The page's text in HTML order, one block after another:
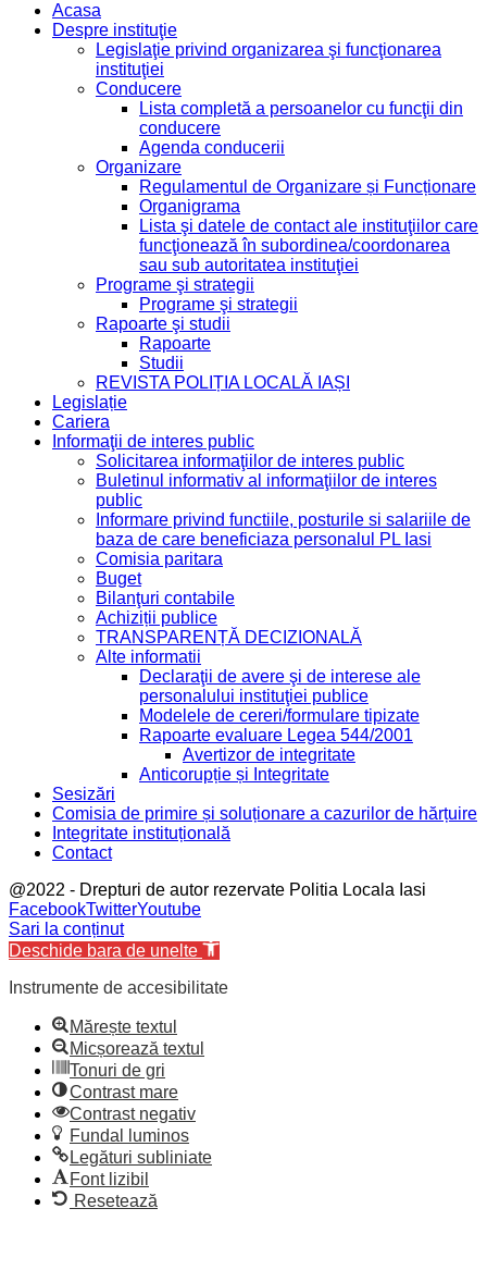
Acasa
Despre instituţie
Legislaţie privind organizarea şi funcţionarea
instituţiei
Conducere
Lista completă a persoanelor cu funcţii din
conducere
Agenda conducerii
Organizare
Regulamentul de Organizare și Funcționare
Organigrama
Lista şi datele de contact ale instituţiilor care
funcţionează în subordinea/coordonarea
sau sub autoritatea instituţiei
Programe şi strategii
Programe şi strategii
Rapoarte şi studii
Rapoarte
Studii
REVISTA POLIȚIA LOCALĂ IAȘI
Legislație
Cariera
Informaţii de interes public
Solicitarea informaţiilor de interes public
Buletinul informativ al informaţiilor de interes
public
Informare privind functiile, posturile si salariile de
baza de care beneficiaza personalul PL Iasi
Comisia paritara
Buget
Bilanţuri contabile
Achiziții publice
TRANSPARENȚĂ DECIZIONALĂ
Alte informatii
Declaraţii de avere şi de interese ale
personalului instituţiei publice
Modelele de cereri/formulare tipizate
Rapoarte evaluare Legea 544/2001
Avertizor de integritate
Anticorupție și Integritate
Sesizări
Comisia de primire și soluționare a cazurilor de hărțuire
Integritate instituțională
Contact
@2022 - Drepturi de autor rezervate Politia Locala Iasi
FacebookTwitterYoutube
Sari la conținut
Deschide bara de unelte
Instrumente de accesibilitate
Mărește textul
Micșorează textul
Tonuri de gri
Contrast mare
Contrast negativ
Fundal luminos
Legături subliniate
Font lizibil
Resetează